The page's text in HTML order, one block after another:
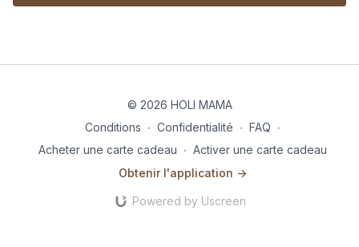
© 2026 HOLI MAMA
Conditions ∙ Confidentialité ∙ FAQ ∙
Acheter une carte cadeau ∙ Activer une carte cadeau
Obtenir l'application ->
Powered by Uscreen